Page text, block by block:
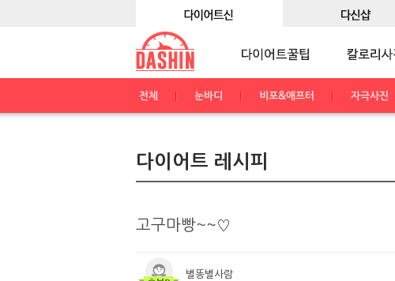
전체 눈바디 비포&애프터 자극사진
다이어트 레시피
고구마빵~~♡
별똥별사람